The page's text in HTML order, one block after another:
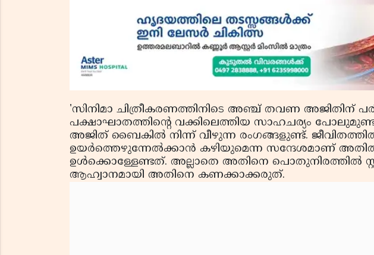
'സിനിമാ ചിത്രീകരണത്തിനിടെ അഞ്ച് തവണ അജിതിന്
പക്ഷാഘാതത്തിന്റെ വക്കിലെത്തിയ സാഹചര്യം
അജിത് ബൈകില്‍ നിന്ന് വീഴുന്ന രംഗങ്ങളുണ്ട്.
ഉയര്‍ത്തെഴുന്നേല്‍ക്കാന്‍ കഴിയുമെന്ന സന്ദേശമാണ്
ഉള്‍ക്കൊള്ളേണ്ടത്. അല്ലാതെ അതിനെ പൊതുനിരത്തില്‍
ആഹ്വാനമായി അതിനെ കണക്കാക്കരുത്.